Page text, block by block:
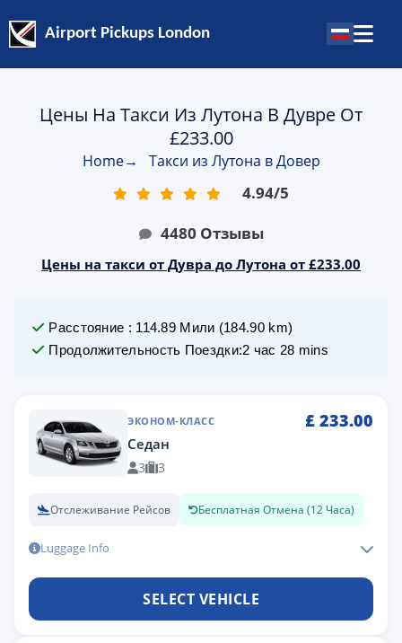
Airport Pickups London
Цены На Такси Из Лутона В Дувре От
£233.00
Home→ Такси из Лутона в Довер
4.94/5
4480 Отзывы
Цены на такси от Дувра до Лутона от £233.00
Расстояние : 114.89 Мили (184.90km)
Продолжительность Поездки:2 час 28 mins
ЭКОНОМ-КЛАСС £ 233.00
Седан
3 3
Отслеживание Рейсов Бесплатная Отмена (12 Часа)
Luggage Info
SELECT VEHICLE